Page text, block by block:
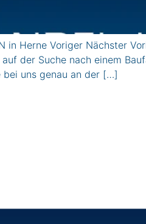
in Herne Voriger Nächster
der Suche nach einem
bei uns genau an der […]